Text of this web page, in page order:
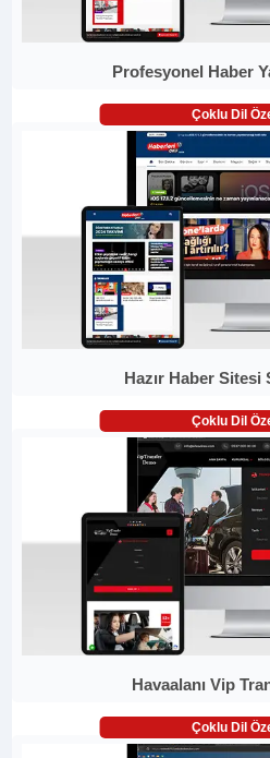
Profesyonel Haber
Çoklu Dil
Hazır Haber Sitesi
Çoklu Dil
Havaalanı Vip
Çoklu Dil